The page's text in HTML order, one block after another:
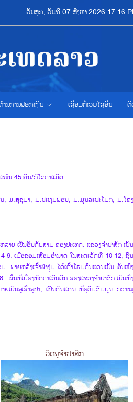
ວັນສຸກ, ວັນທີ 07 ສີງຫາ 2026 17:16
ານການຟອກເງິນ ເຊື່ອມຕໍ່ເວບໄຊອ່ືນ ຕິ
ໜ້ນ 45 ຄົນ/ກິໂລຕາແມັດ
, ມ.ສຸຂຸມາ, ມ.ປະທຸມພອນ, ມ.ມູນລະປະໂມກ, ມ.ໂຂງ
າຍ ເປັນອັນດັບສາມ ຂອງປະເທດ. ແຂວງຈຳປາສັກ ເປັນ
9. ເມື່ອຂອມເສື່ອມອຳນາດ ໃນສະຕະວັດທີ່ 10-12, ຊົນ
ພາຍຫລັງເຈົ້າຟ້າງຸ່ມ ໄດ້ເຕົ້າໂຮມດິນແດນເປັນ ອັນໜຶ່ງ
ພື້ນທີ່ເບື້ອງທິດຕາເວັນຕົກ ຂອງແຂວງຈຳປາສັກ ເປັນທົ່ງ
ຍເປັນອູ່ເຂົ້າອູ່ປາ, ເປັນດິນແດນ ທີ່ອຸດົມສົມບູນ ກວ່າໝູ່
ວັດພູຈໍາປາສັກ